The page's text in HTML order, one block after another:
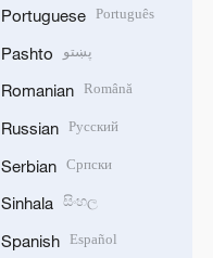
Portuguese Português
Pashto پښتو
Romanian Română
Russian Русский
Serbian Српски
Sinhala සිංහල
Spanish Español